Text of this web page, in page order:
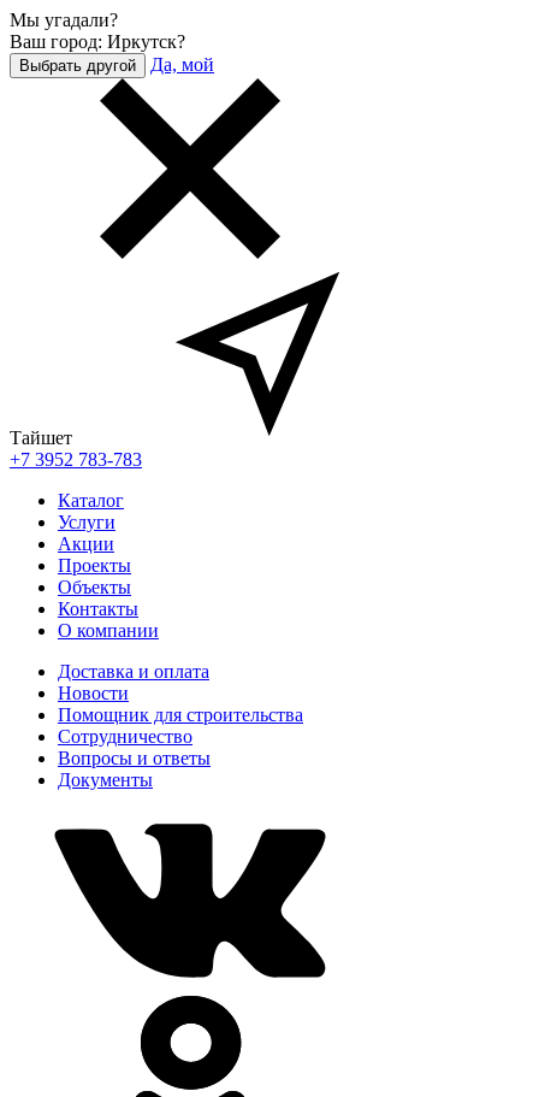
Мы угадали?
Ваш город: Иркутск?
Выбрать другой Да, мой
Тайшет
+7 3952 783-783
Каталог
Услуги
Акции
Проекты
Объекты
Контакты
О компании
Доставка и оплата
Новости
Помощник для строительства
Сотрудничество
Вопросы и ответы
Документы